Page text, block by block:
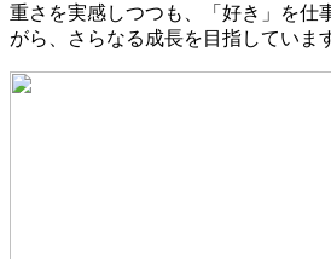
重さを実感しつつも、「好き」を仕
がら、さらなる成長を目指していま